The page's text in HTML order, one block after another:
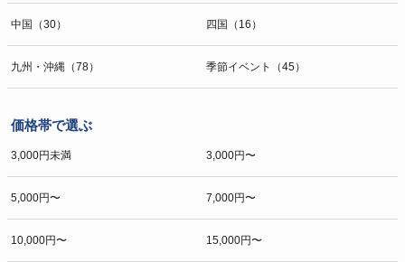
中国（30） 四国（16）
九州・沖縄（78） 季節イベント（45）
価格帯で選ぶ
3,000円未満 3,000円〜
5,000円〜 7,000円〜
10,000円〜 15,000円〜